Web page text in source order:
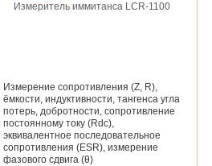
Измеритель иммитанса LCR-1100
Измерение сопротивления (Z, R),
ёмкости, индуктивности, тангенса угла
потерь, добротности, сопротивление
постоянному току (Rdc),
эквивалентное последовательное
сопротивления (ESR), измерение
фазового сдвига (θ)